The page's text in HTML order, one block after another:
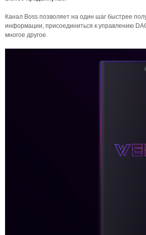
Канал Boss позволяет на один шаг быстрее
информации, присоединиться к управлению
многое другое.